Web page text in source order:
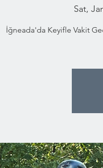
Sat,
İğneada'da Keyifle Vakit